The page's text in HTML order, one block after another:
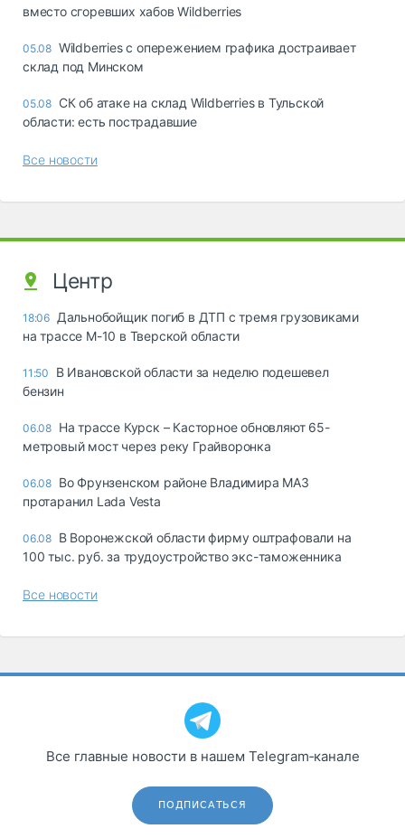
вместо сгоревших хабов Wildberries
05.08 Wildberries с опережением графика достраивает
склад под Минском
05.08 СК об атаке на склад Wildberries в Тульской
области: есть пострадавшие
Все новости
Центр
18:06 Дальнобойщик погиб в ДТП с тремя грузовиками
на трассе М-10 в Тверской области
11:50
В Ивановской области за неделю подешевел
бензин
06.08 На трассе Курск – Касторное обновляют 65-
метровый мост через реку Грайворонка
06.08 Во Фрунзенском районе Владимира МАЗ
протаранил Lada Vesta
06.08 В Воронежской области фирму оштрафовали на
100 тыс. руб. за трудоустройство экс-таможенника
Все новости
Все главные новости в нашем Telegram‑канале
ПОДПИСАТЬСЯ